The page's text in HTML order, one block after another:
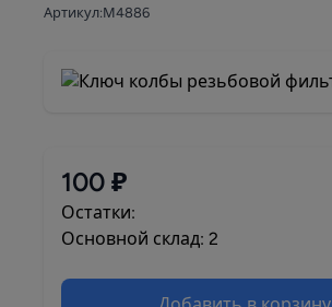
Артикул:М4886
100 ₽
Остатки:
Основной склад: 2